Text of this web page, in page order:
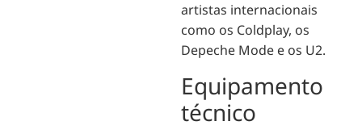
artistas internacionais
como os Coldplay, os
Depeche Mode e os U2.
Equipamento
técnico